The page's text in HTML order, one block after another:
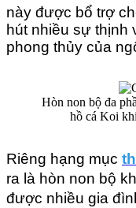
này được bổ trợ
hút nhiều sự thịnh
phong thủy của
Hòn non bộ đa
hồ cá Koi
Riêng hạng mục
ra là hòn non bộ
được nhiều gia